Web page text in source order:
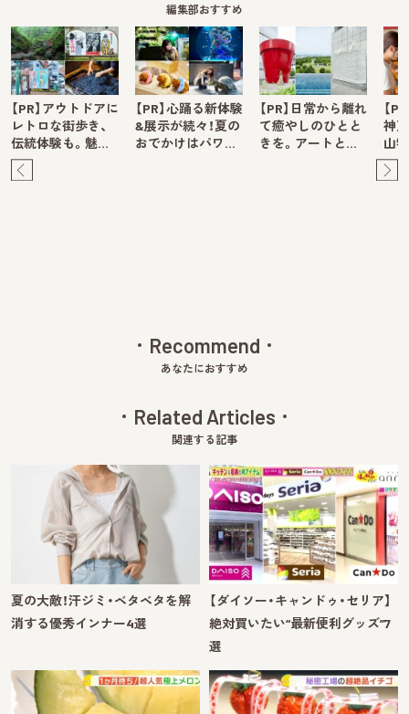
編集部おすすめ
【PR】アウトドアに
レトロな街歩き、
伝統体験も。魅…
【PR】心踊る新体験
&展示が続々！夏の
おでかけはパワ…
【PR】日常から離れ
て癒やしのひとと
きを。アートと…
【
神
山
Recommend
あなたにおすすめ
Related Articles
関連する記事
夏の大敵！汗ジミ・ベタベタを解
消する優秀インナー4選
【ダイソー・キャンドゥ・セリア】
絶対買いたい“最新便利グッズ”7
選